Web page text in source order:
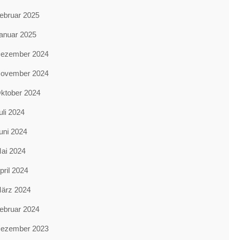
2025
2025
2024
2024
2024
2024
2024
2024
2024
2024
2024
2023